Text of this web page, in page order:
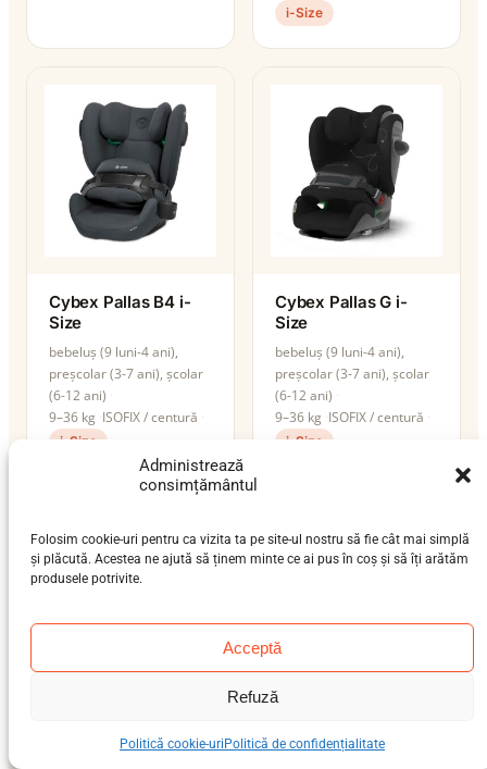
Administrează
consimțământul
Folosim cookie-uri pentru ca vizita ta pe site-ul nostru să fie cât mai simplă
și plăcută. Acestea ne ajută să ținem minte ce ai pus în coș și să îți arătăm
produsele potrivite.
Acceptă
Refuză
Politică cookie-uri Politică de confidențialitate
i-Size
Cybex Pallas B4 i-
Size
bebeluș (9 luni-4 ani),
preșcolar (3-7 ani), școlar
(6-12 ani)
9–36 kg ISOFIX / centură
i-Size
Cybex Pallas G i-
Size
bebeluș (9 luni-4 ani),
preșcolar (3-7 ani), școlar
(6-12 ani)
9–36 kg ISOFIX / centură
i-Size